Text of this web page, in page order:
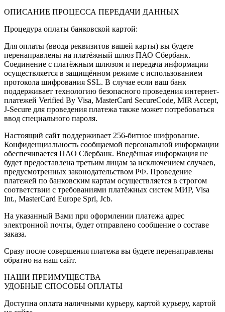
ОПИСАНИЕ ПРОЦЕССА ПЕРЕДАЧИ ДАННЫХ
Процедура оплаты банковской картой:
Для оплаты (ввода реквизитов вашей карты) вы будете
перенаправлены на платёжный шлюз ПАО Сбербанк.
Соединение с платёжным шлюзом и передача информации
осуществляется в защищённом режиме с использованием
протокола шифрования SSL. В случае если ваш банк
поддерживает технологию безопасного проведения интернет-
платежей Verified By Visa, MasterCard SecureCode, MIR Accept,
J-Secure для проведения платежа также может потребоваться
ввод специального пароля.
Настоящий сайт поддерживает 256-битное шифрование.
Конфиденциальность сообщаемой персональной информации
обеспечивается ПАО Сбербанк. Введённая информация не
будет предоставлена третьим лицам за исключением случаев,
предусмотренных законодательством РФ. Проведение
платежей по банковским картам осуществляется в строгом
соответствии с требованиями платёжных систем МИР, Visa
Int., MasterCard Europe Sprl, Jcb.
На указанный Вами при оформлении платежа адрес
электронной почты, будет отправлено сообщение о составе
заказа.
Сразу после совершения платежа вы будете перенаправлены
обратно на наш сайт.
НАШИ ПРЕИМУЩЕСТВА
УДОБНЫЕ СПОСОБЫ ОПЛАТЫ
Доступна оплата наличными курьеру, картой курьеру, картой